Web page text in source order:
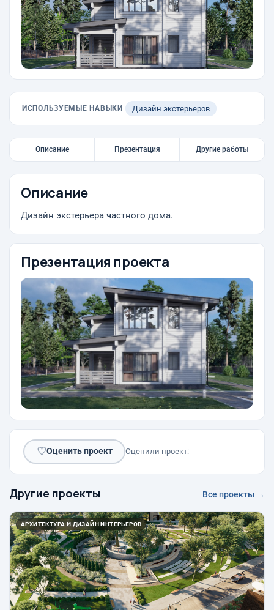
ИСПОЛЬЗУЕМЫЕ НАВЫКИ Дизайн экстерьеров
Описание Презентация Другие работы
Описание
Дизайн экстерьера частного дома.
Презентация проекта
♡Оценить проект Оценили проект:
Другие проекты Все проекты →
АРХИТЕКТУРА И ДИЗАЙН ИНТЕРЬЕРОВ